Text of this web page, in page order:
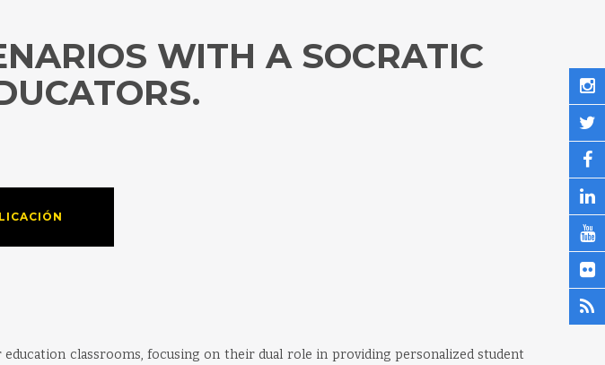
WITH A SOCRATIC
classrooms, focusing on their dual role in providing personalized student